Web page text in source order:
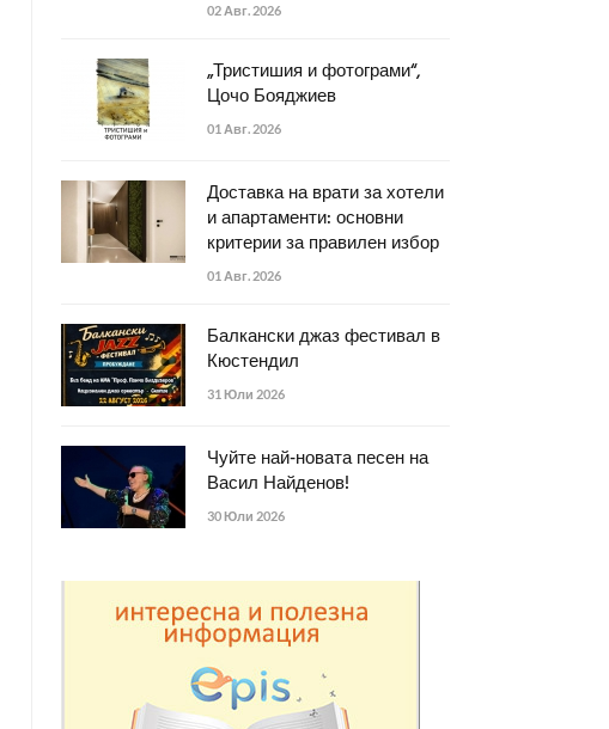
02 Авг. 2026
„Тристишия и фотограми“,
Цочо Бояджиев
01 Авг. 2026
Доставка на врати за хотели
и апартаменти: основни
критерии за правилен избор
01 Авг. 2026
Балкански джаз фестивал в
Кюстендил
31 Юли 2026
Чуйте най-новата песен на
Васил Найденов!
30 Юли 2026